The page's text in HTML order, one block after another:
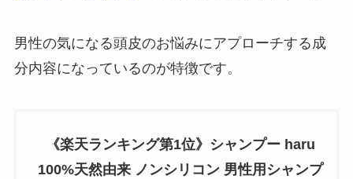
男性の気になる頭皮のお悩みにアプローチする成
分内容になっているのが特徴です。
《楽天ランキング第1位》シャンプー haru
100%天然由来 ノンシリコン 男性用シャンプ